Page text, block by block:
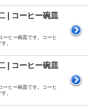
| コーヒー碗皿
ーヒー碗皿です。コーヒ
。
| コーヒー碗皿
ーヒー碗皿です。コーヒ
。